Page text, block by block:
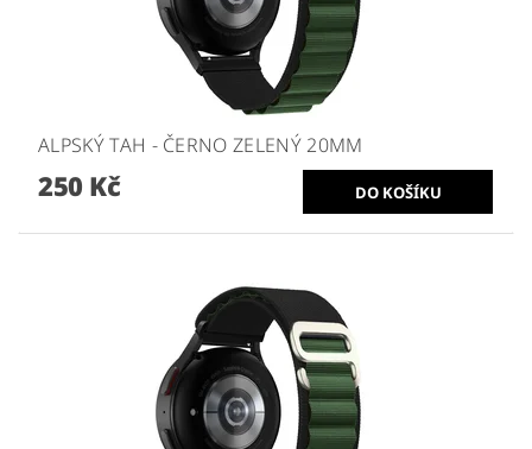
ALPSKÝ TAH - ČERNO ZELENÝ 20MM
250 Kč